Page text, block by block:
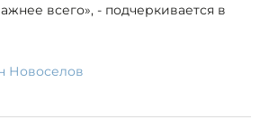
всего», - подчеркивается в
Новоселов